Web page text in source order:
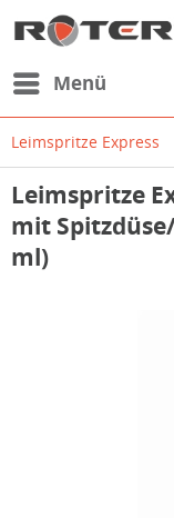
Menü
Leimspritze Express
Leimspritze
mit
ml)